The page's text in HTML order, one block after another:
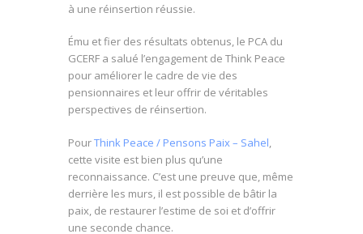
à une réinsertion réussie.
Ému et fier des résultats obtenus, le PCA du
GCERF a salué l’engagement de Think Peace
pour améliorer le cadre de vie des
pensionnaires et leur offrir de véritables
perspectives de réinsertion.
PourThink Peace / Pensons Paix – Sahel
cette visite est bien plus qu’une
reconnaissance. C’est une preuve que, même
derrière les murs, il est possible de bâtir la
paix, de restaurer l’estime de soi et d’offrir
une seconde chance.